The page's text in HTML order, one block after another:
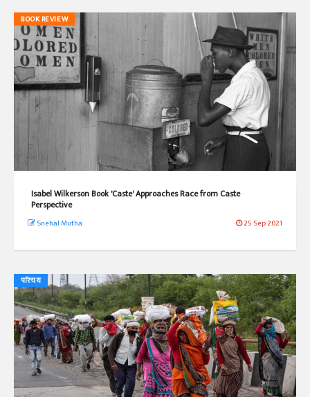
BOOK REVIEW
Isabel Wilkerson Book 'Caste' Approaches Race from Caste
Perspective
Snehal Mutha 25 Sep 2021
परिचय